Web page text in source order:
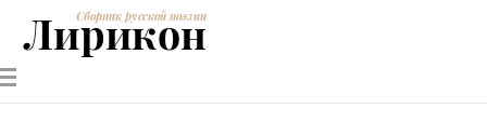
РУССКИЕ
ПОЭТЫ
СОВРЕМЕННИКИЭНЦИКЛОПЕДИЯ
ПОЭЗИИ
Сборник русской поэзии
Лирикон